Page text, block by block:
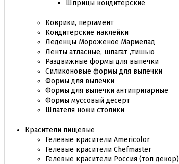
Шприцы кондитерские
Коврики, пергамент
Кондитерские наклейки
Леденцы Мороженое Мармелад
Ленты атласные, шпагат ,тишью
Раздвижные формы для выпечки
Силиконовые формы для выпечки
Формы для выпечки
Формы для выпечки антипригарные
Формы муссовый десерт
Шпателя ножи столики
Красители пищевые
Гелевые красители Americolor
Гелевые красители Chefmaster
Гелевые красители Россия (топ декор)